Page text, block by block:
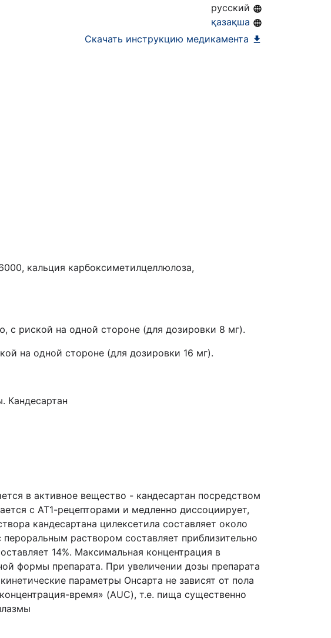
русский
қазақша
Скачать инструкцию медикамента
кальция карбоксиметилцеллюлоза,
с риской на одной стороне (для дозировки 8 мг).
на одной стороне (для дозировки 16 мг).
Кандесартан
в активное вещество - кандесартан посредством
с АТ1-рецепторами и медленно диссоциирует,
кандесартана цилексетила составляет около
раствором составляет приблизительно
14%. Максимальная концентрация в
формы препарата. При увеличении дозы препарата
параметры Онсарта не зависят от пола
время» (AUC), т.е. пища существенно